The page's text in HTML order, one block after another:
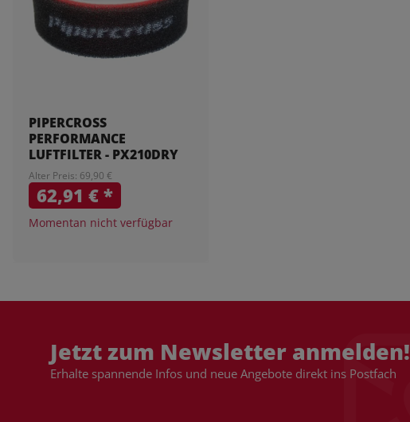
PIPERCROSS
PERFORMANCE
LUFTFILTER - PX210DRY
Alter Preis: 69,90 €
62,91 €*
Momentan nicht verfügbar
Jetzt zum Newsletter anmelden!
Erhalte spannende Infos und neue Angebote direkt ins Postfach